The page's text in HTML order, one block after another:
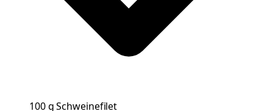
100g Schweinefilet